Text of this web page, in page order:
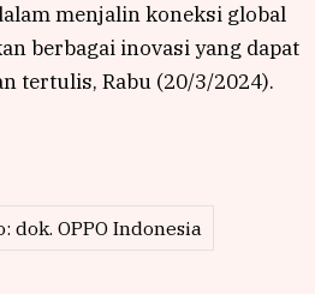
menjalin koneksi global
berbagai inovasi yang dapat
tertulis, Rabu (20/3/2024).
dok. OPPO Indonesia